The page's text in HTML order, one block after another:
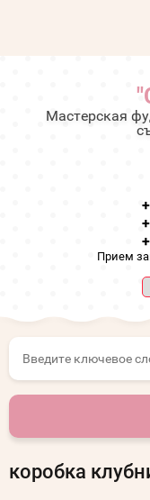
Мастерская
Прием
коробка